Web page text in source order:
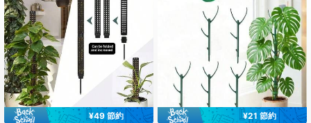
4.83 3.6K フォロワー
3.6K フォロワー
¥49 節約
¥21 節約